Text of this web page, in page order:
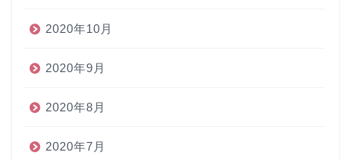
2020年10月
2020年9月
2020年8月
2020年7月